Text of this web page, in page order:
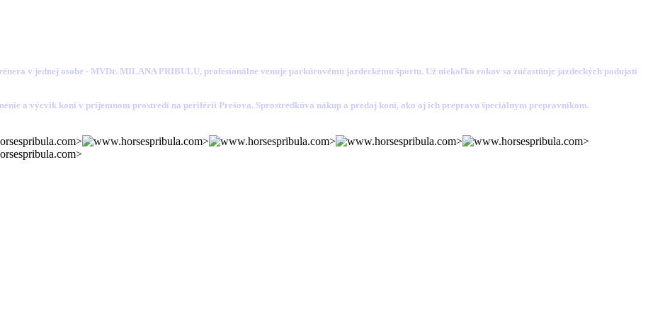
v jednej osobe - MVDr. MILANA PRIBULU, profesionálne venuje parkúrovému jazdeckému športu. Už niekoľko rokov sa zúčastňuje jazdeckých podujatí
a výcvik koní v príjemnom prostredí na periférii Prešova. Sprostredkúva nákup a predaj koní, ako aj ich prepravu špeciálnym prepravníkom.